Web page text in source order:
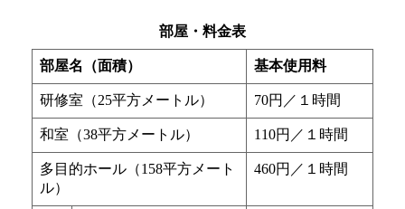
部屋・料金表
部屋名（面積） 基本使用料
研修室（25平方メートル） 70円／１時間
和室（38平方メートル） 110円／１時間
多目的ホール（158平方メート
ル）
460円／１時間